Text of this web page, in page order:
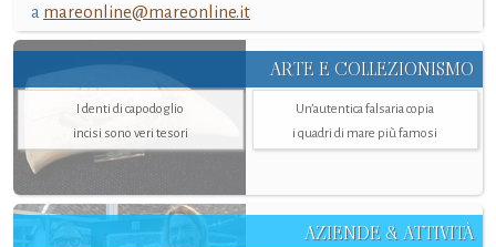
a mareonline@mareonline.it
ARTE E COLLEZIONISMO
I denti di capodoglio
incisi sono veri tesori
Un’autentica falsaria copia
i quadri di mare più famosi
AZIENDE & ATTIVITÀ